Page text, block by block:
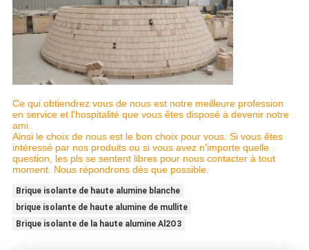
Ce qui obtiendrez vous de nous est notre meilleure profession
en service et l'hospitalité que vous êtes disposé à devenir notre
ami.
Ainsi le choix de nous est le bon choix pour vous. Si vous êtes
intéressé par nos produits ou si vous avez n'importe quelle
question, les pls se sentent libres pour nous contacter à tout
moment. Nous répondrons dès que possible.
Brique isolante de haute alumine blanche
brique isolante de haute alumine de mullite
Brique isolante de la haute alumine Al2O3